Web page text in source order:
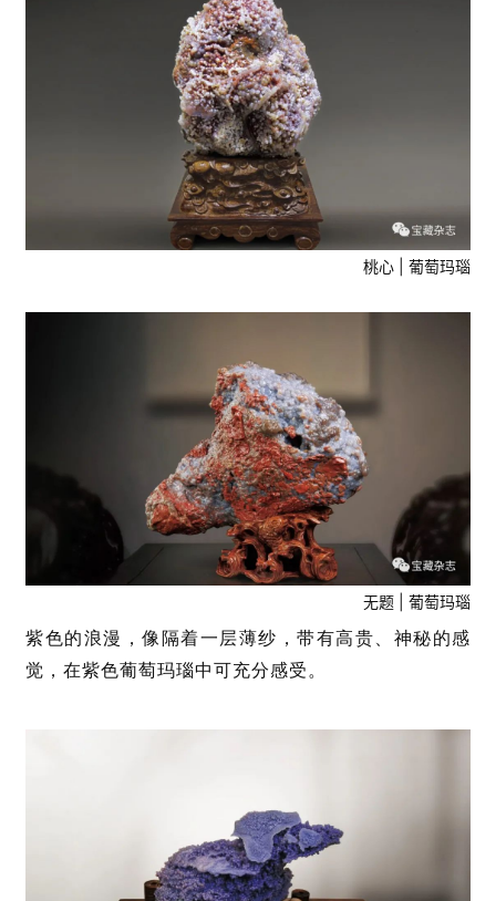
桃心 | 葡萄玛瑙
无题 | 葡萄玛瑙
紫色的浪漫，像隔着一层薄纱，带有高贵、神秘的感
觉，在紫色葡萄玛瑙中可充分感受。